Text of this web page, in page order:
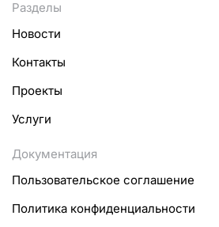
Разделы
Новости
Контакты
Проекты
Услуги
Документация
Пользовательское соглашение
Политика конфиденциальности